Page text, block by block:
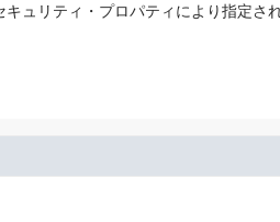
キュリティ・プロパティにより指定さ